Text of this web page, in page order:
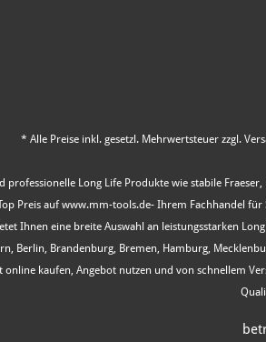
* Alle Preise inkl. gesetzl. Mehrwertsteuer zzgl.
Long Life Produkte wie stabile
Preis auf www.mm-tools.de- Ihrem Fachhandel
Ihnen eine breite Auswahl an leistungsstarken
Berlin, Brandenburg, Bremen, Hamburg,
online kaufen, Angebot nutzen und von schnellem